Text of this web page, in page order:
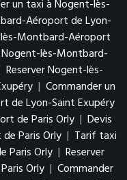
un taxi à Nogent-lès-
Aéroport de Lyon-
Montbard-Aéroport
lès-Montbard-
Reserver Nogent-lès-
| Commander un
de Lyon-Saint Exupéry
de Paris Orly | Devis
Paris Orly | Tarif taxi
Paris Orly | Reserver
Orly | Commander